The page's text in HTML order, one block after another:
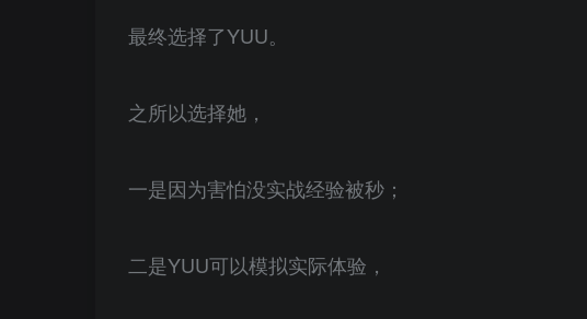
最终选择了YUU。
之所以选择她，
一是因为害怕没实战经验被秒；
二是YUU可以模拟实际体验，